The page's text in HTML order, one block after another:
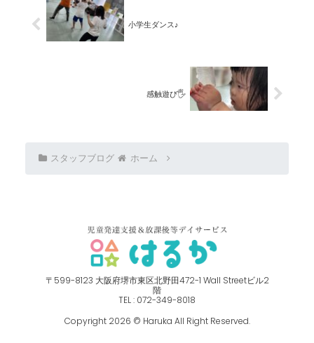
小学生ダンス♪
感触遊び🖐️
ホーム
スタッフブログ
〒599-8123 ⼤阪府堺市東区北野⽥472-1 Wall Streetビル2
階
TEL : 072-349-8018
Copyright 2026 © Haruka All Right Reserved.